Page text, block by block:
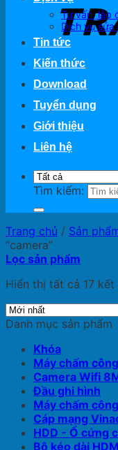
Tư vấn, lắp
Dịch vụ
Tin tức
Kiến thức
Download
Tuyển dụng
Giới thiệu
Liên hệ
Tìm kiếm:
Trang chủ / Sản
“camera”
Lọc sản phẩm
Hiển thị tất cả 17 kết
Danh mục sản phẩm
Khóa
Máy chấm
Camera Wifi
Đầu ghi hình
Máy chấm
Cáp mạng
HDD - Ổ cứng
Bộ kéo dài